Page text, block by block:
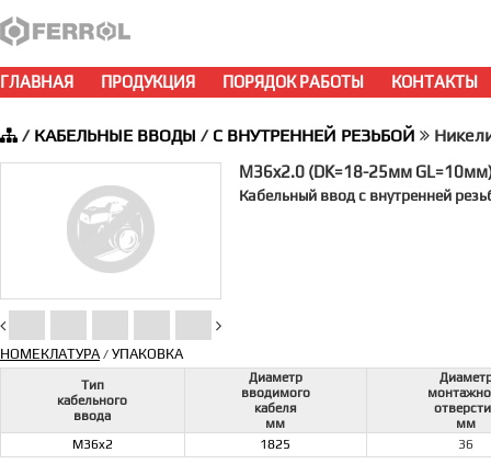
ГЛАВНАЯ ПРОДУКЦИЯ ПОРЯДОК РАБОТЫ КОНТАКТЫ
/ КАБЕЛЬНЫЕ ВВОДЫ / С ВНУТРЕННЕЙ РЕЗЬБОЙ
M36x2.0 (DK=18-25мм
Кабельный ввод с внутренней
НОМЕКЛАТУРА/ УПАКОВКА
Тип
кабельного
ввода
Диаметр
вводимого
кабеля
мм
мм
M36x2
1825 36